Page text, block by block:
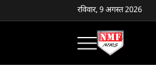
रविवार, 9 अगस्त 2026